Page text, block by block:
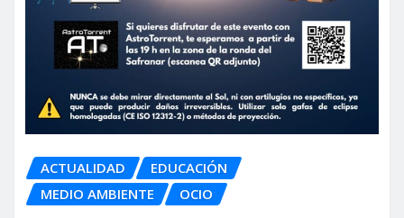
ACTUALIDAD
EDUCACIÓN
MEDIO AMBIENTE
OCIO